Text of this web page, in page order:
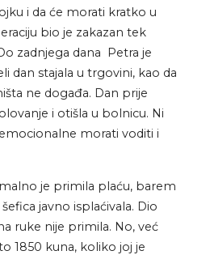
i da će morati kratko u
bio je zakazan tek
zadnjega dana Petra je
dan stajala u trgovini, kao da
ne događa. Dan prije
i otišla u bolnicu. Ni
morati voditi i
je primila plaću, barem
javno isplaćivala. Dio
ruke nije primila. No, već
1850 kuna, koliko joj je